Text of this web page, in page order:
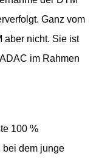
Ganz vom
aber nicht. Sie ist
im Rahmen
100 %
bei dem junge